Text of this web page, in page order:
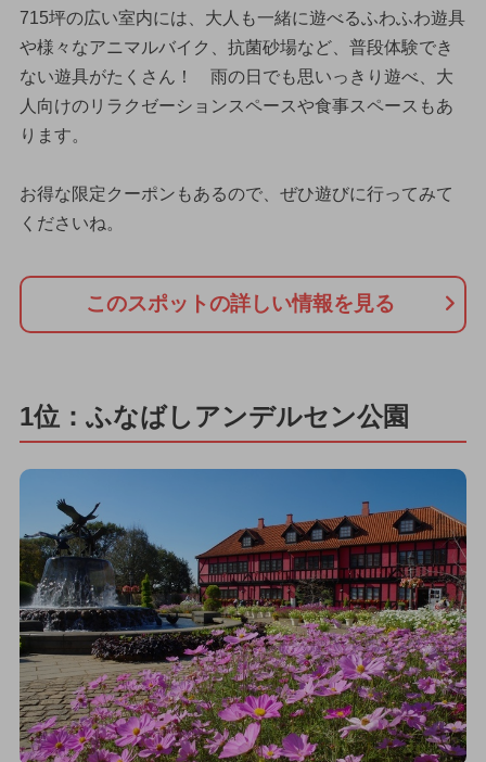
715坪の広い室内には、大人も一緒に遊べるふわふわ遊具
や様々なアニマルバイク、抗菌砂場など、普段体験でき
ない遊具がたくさん！ 雨の日でも思いっきり遊べ、大
人向けのリラクゼーションスペースや食事スペースもあ
ります。
お得な限定クーポンもあるので、ぜひ遊びに行ってみて
くださいね。
このスポットの詳しい情報を見る
1位：ふなばしアンデルセン公園